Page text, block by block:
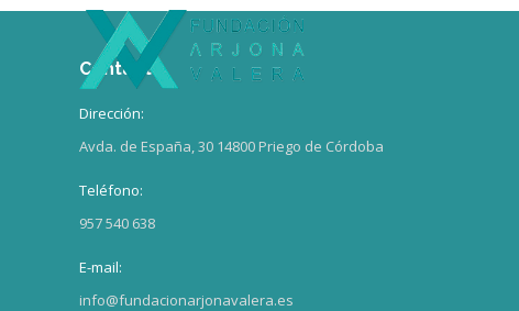
Contacto
Dirección:
Avda. de España, 30 14800 Priego de Córdoba
Teléfono:
957 540 638
E-mail:
info@fundacionarjonavalera.es